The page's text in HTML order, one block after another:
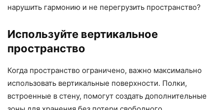
нарушить гармонию и не перегрузить пространство?
Используйте вертикальное
пространство
Когда пространство ограничено, важно максимально
использовать вертикальные поверхности. Полки,
встроенные в стену, помогут создать дополнительные